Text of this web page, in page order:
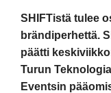
SHIFTistä tulee
brändiperhettä.
päätti
Turun
Eventsin